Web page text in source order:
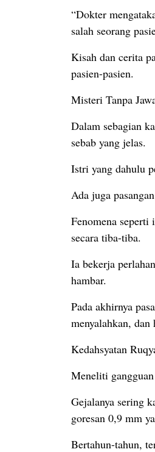
“Dokter
salah seorang
Kisah dan cerita
pasien-pasien.
Misteri Tanpa
Dalam sebagian
sebab yang jelas.
Istri yang dahulu
Ada juga
Fenomena seperti
secara tiba-tiba.
Ia bekerja
hambar.
Pada akhirnya
menyalahkan,
Kedahsyatan
Meneliti
Gejalanya sering
goresan 0,9 mm
Bertahun-tahun,